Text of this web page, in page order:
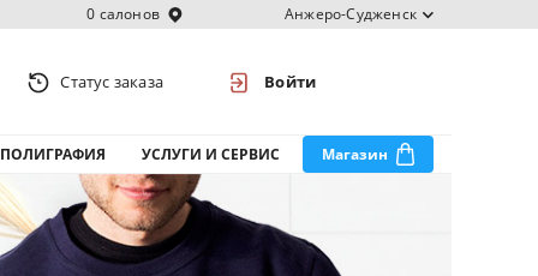
0 салонов Анжеро-Судженск
Статус заказа Войти
ПОЛИГРАФИЯ УСЛУГИ И СЕРВИС Магазин